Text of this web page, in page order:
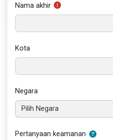
Nama akhir
Kota
Negara
Pertanyaan keamanan